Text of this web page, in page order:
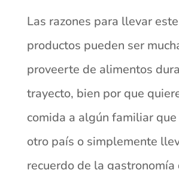
Las razones para llevar
productos pueden ser
proveerte de alimentos
trayecto, bien por que
comida a algún familiar que
otro país o simplemente
recuerdo de la